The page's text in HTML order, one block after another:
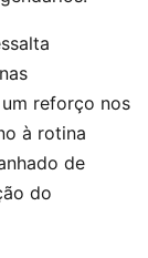
reforço nos
à rotina
de
do